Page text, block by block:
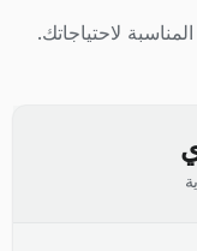
لاحتياجاتك.